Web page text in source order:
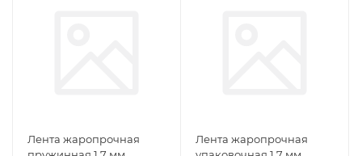
Лента жаропрочная
Лента жаропрочная